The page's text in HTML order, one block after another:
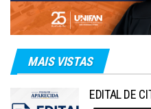
MAIS VISTAS
EDITAL DE